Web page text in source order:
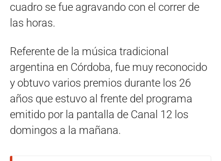
cuadro se fue agravando con el correr de
las horas.
Referente de la música tradicional
argentina en Córdoba, fue muy reconocido
y obtuvo varios premios durante los 26
años que estuvo al frente del programa
emitido por la pantalla de Canal 12 los
domingos a la mañana.